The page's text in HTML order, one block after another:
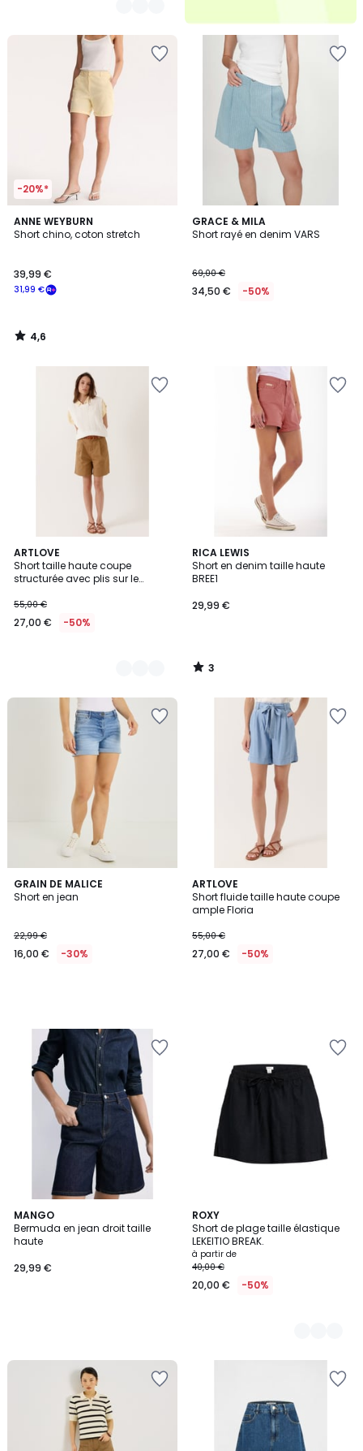
-20%*
ANNE WEYBURN
Short chino, coton stretch
31,99 €
39,99 €
4,6
/ 5
4,6
/
GRACE & MILA
Short rayé en denim VARS
69,00 €
34,50 € -50%
ARTLOVE
Short taille haute coupe
structurée avec plis sur le
55,00 €
27,00 € -50%
3
Couleurs
RICA LEWIS
Short en denim taille haute
BREE1
29,99 €
3
/
5
3
/
GRAIN DE MALICE
Short en jean
22,99 €
16,00 € -30%
ARTLOVE
Short fluide taille haute coupe
ample Floria
55,00 €
27,00 € -50%
MANGO
Bermuda en jean droit taille
haute
29,99 €
ROXY
Short de plage taille élastique
LEKEITIO BREAK.
à partir de
40,00 €
20,00 € -50%
4
Couleurs